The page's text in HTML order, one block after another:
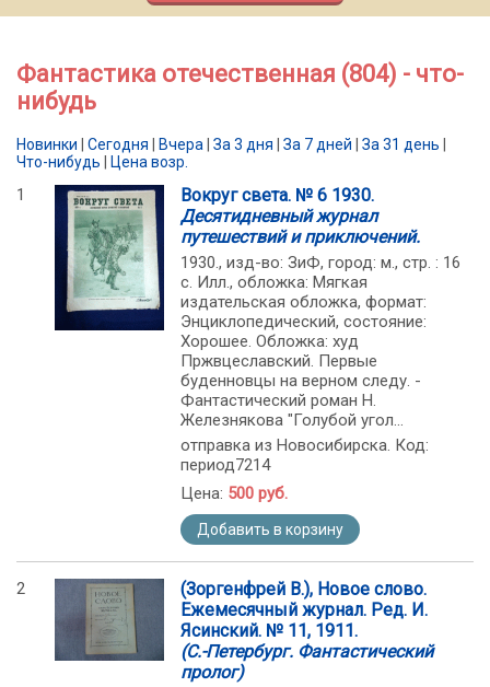
Фантастика отечественная (804) - что-
нибудь
Новинки Сегодня Вчера За 3 дня За 7 дней За 31 день
Что-нибудь
Цена возр.
1
Вокруг света. № 6 1930.
Десятидневный журнал
путешествий и приключений.
1930., изд-во: ЗиФ, город: м., стр. : 16
с. Илл., обложка: Мягкая
издательская обложка, формат:
Энциклопедический, состояние:
Хорошее. Обложка: худ
Пржвцеславский. Первые
буденновцы на верном следу. -
Фантастический роман Н.
Железнякова "Голубой угол...
отправка из Новосибирска. Код:
период7214
Цена: 500 руб.
Добавить в корзину
2
(Зоргенфрей В.), Новое слово.
Ежемесячный журнал. Ред. И.
Ясинский. № 11, 1911.
(С.-Петербург. Фантастический
пролог)